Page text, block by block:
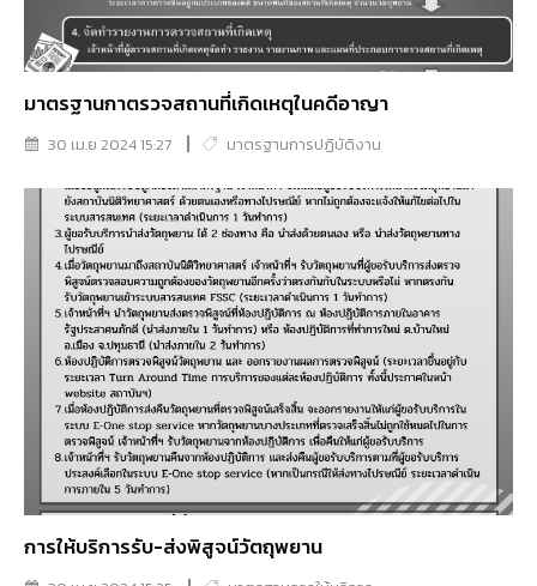
มาตรฐานกาตรวจสถานที่เกิดเหตุในคดีอาญา
30 เม.ย 2024 15:27 มาตรฐานการปฏิบัติงาน
การให้บริการรับ-ส่งพิสูจน์วัตถุพยาน